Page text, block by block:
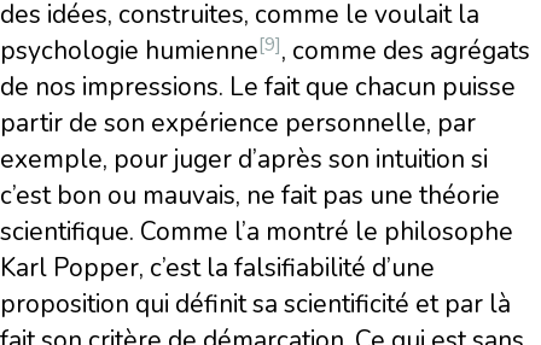
des idées, construites, comme le voulait la
psychologie humienne[9], comme des agrégats
de nos impressions. Le fait que chacun puisse
partir de son expérience personnelle, par
exemple, pour juger d’après son intuition si
c’est bon ou mauvais, ne fait pas une théorie
scientifique. Comme l’a montré le philosophe
Karl Popper, c’est la falsifiabilité d’une
proposition qui définit sa scientificité et par là